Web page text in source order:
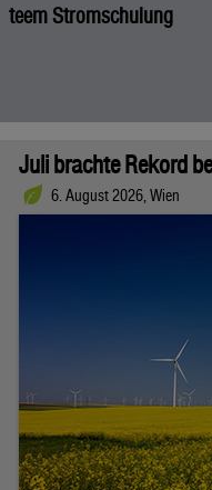
teem Stromschulung
Juli brachte Rekord
6. August 2026, Wien